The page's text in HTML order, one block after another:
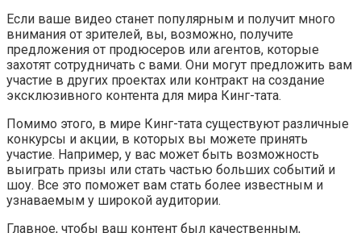
Если ваше видео станет популярным и получит много
внимания от зрителей, вы, возможно, получите
предложения от продюсеров или агентов, которые
захотят сотрудничать с вами. Они могут предложить вам
участие в других проектах или контракт на создание
эксклюзивного контента для мира Кинг-тата.
Помимо этого, в мире Кинг-тата существуют различные
конкурсы и акции, в которых вы можете принять
участие. Например, у вас может быть возможность
выиграть призы или стать частью больших событий и
шоу. Все это поможет вам стать более известным и
узнаваемым у широкой аудитории.
Главное, чтобы ваш контент был качественным,